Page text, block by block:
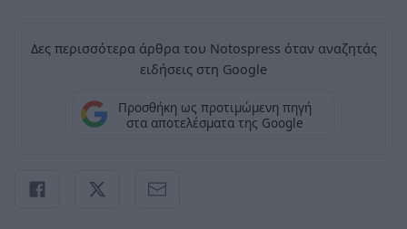
Δες περισσότερα άρθρα του Notospress όταν αναζητάς
ειδήσεις στη Google
Προσθήκη ως προτιμώμενη πηγή
στα αποτελέσματα της Google